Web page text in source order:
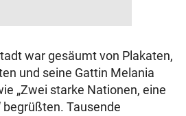
war gesäumt von Plakaten,
und seine Gattin Melania
„Zwei starke Nationen, eine
Tausende